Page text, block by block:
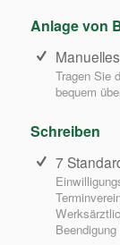
Anlage von
Tragen Sie
bequem
Schreiben
7